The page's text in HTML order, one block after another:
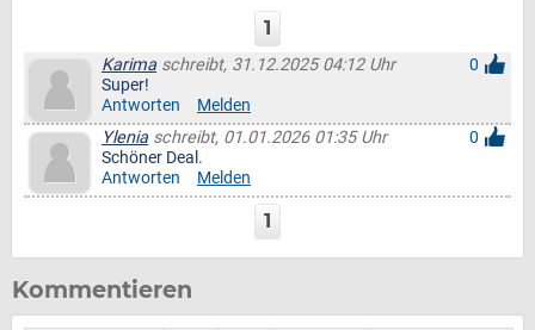
1
Karima schreibt, 31.12.2025 04:12 Uhr
0
Super!
Antworten
Melden
Yleniaschreibt, 01.01.2026 01:35 Uhr
0
Schöner Deal.
Antworten
Melden
1
Kommentieren